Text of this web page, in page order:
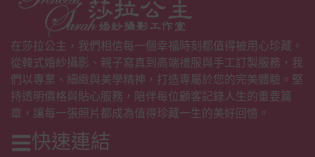
在莎拉公主，我們相信每一個幸福時刻都值得被用心珍藏。
從韓式婚紗攝影、親子寫真到高端禮服與手工訂製服務，我
們以專業、細緻與美學精神，打造專屬於您的完美體驗。堅
持透明價格與貼心服務，陪伴每位顧客記錄人生的重要篇
章，讓每一張照片都成為值得珍藏一生的美好回憶。
快速連結